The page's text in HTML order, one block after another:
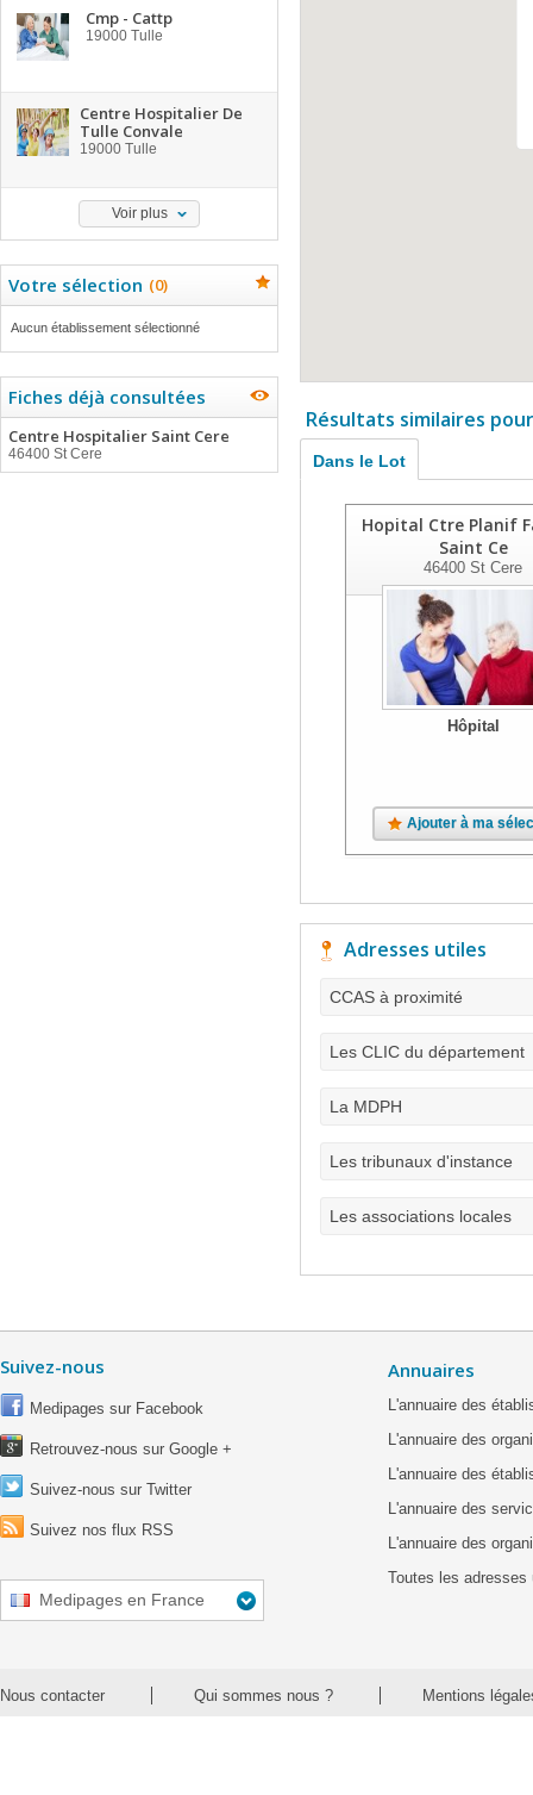
Cmp - Cattp
19000 Tulle
Centre Hospitalier De
Tulle Convale
19000 Tulle
Voir plus
Votre sélection (0)
Aucun établissement sélectionné
Fiches déjà consultées
Centre Hospitalier Saint Cere
46400 St Cere
Résultats similaires
Dans le Lot
Hopital Ctre Planif
Saint Ce
46400 St Cere
Hôpital
Ajouter à ma
Adresses utiles
CCAS à proximité
Les CLIC du département
La MDPH
Les tribunaux d'instance
Les associations locales
Suivez-nous
Medipages sur Facebook
Retrouvez-nous sur Google +
Suivez-nous sur Twitter
Suivez nos flux RSS
Medipages en France
Annuaires
L'annuaire des
L'annuaire des
L'annuaire des
L'annuaire des
L'annuaire des
Toutes les adresses
Nous contacter Qui sommes nous ? Mentions